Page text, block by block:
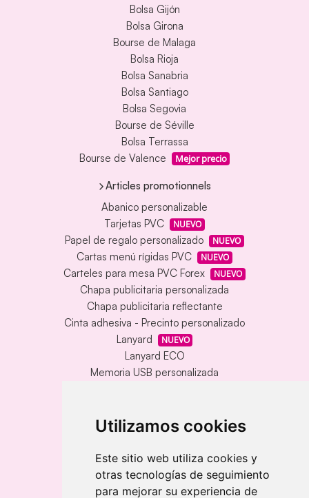
Utilizamos cookies
Este sitio web utiliza cookies y
otras tecnologías de seguimiento
para mejorar su experiencia de
Bolsa Gijón
Bolsa Girona
Bourse de Malaga
Bolsa Rioja
Bolsa Sanabria
Bolsa Santiago
Bolsa Segovia
Bourse de Séville
Bolsa Terrassa
Bourse de Valence
Mejor precio
Articles promotionnels
Abanico personalizable
Tarjetas PVC
NUEVO
Papel de regalo personalizado NUEVO
Cartas menú rígidas PVC NUEVO
Carteles para mesa PVC Forex NUEVO
Chapa publicitaria personalizada
Chapa publicitaria reflectante
Cinta adhesiva - Precinto personalizado
Lanyard
NUEVO
Lanyard ECO
Memoria USB personalizada
Llavero redondo en madera y metal
Llavero rectangular en madera clara
Banderolas